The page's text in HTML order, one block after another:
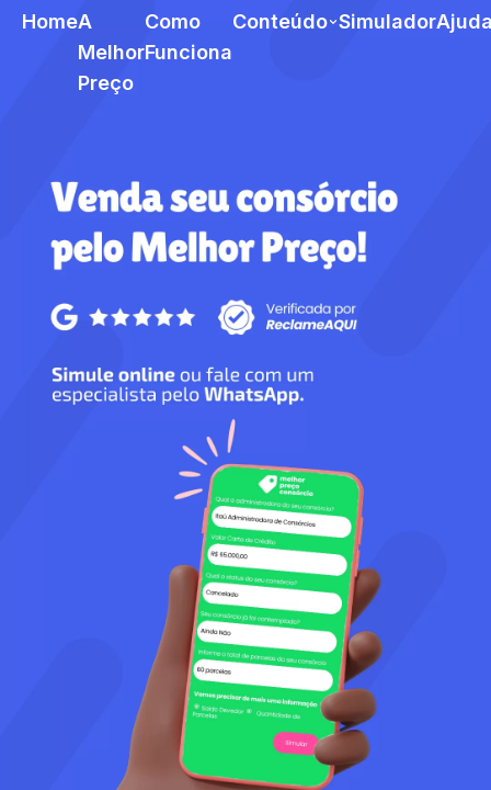
HomeA
Melhor
Preço
Como
Funciona
Conteúdo Simulador